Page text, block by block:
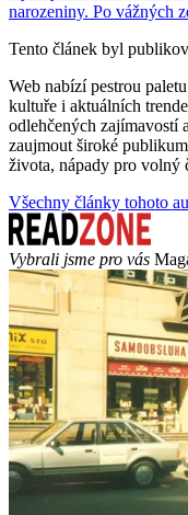
narozeniny. Po vážných
Tento článek byl
Web nabízí pestrou
kultuře i aktuálních
odlehčených zajímavostí
zaujmout široké
života, nápady pro volný
Všechny články tohoto
Vybrali jsme pro vás